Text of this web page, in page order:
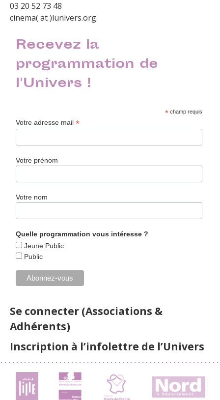
03 20 52 73 48
cinema( at )lunivers.org
Recevez la
programmation de
l'Univers !
* champ requis
Votre adresse mail*
Votre prénom
Votre nom
Quelle programmation vous intéresse ?
Jeune Public
Public
Se connecter (Associations &
Adhérents)
Inscription à l’infolettre de l’Univers